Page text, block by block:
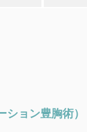
ョン豊胸術）